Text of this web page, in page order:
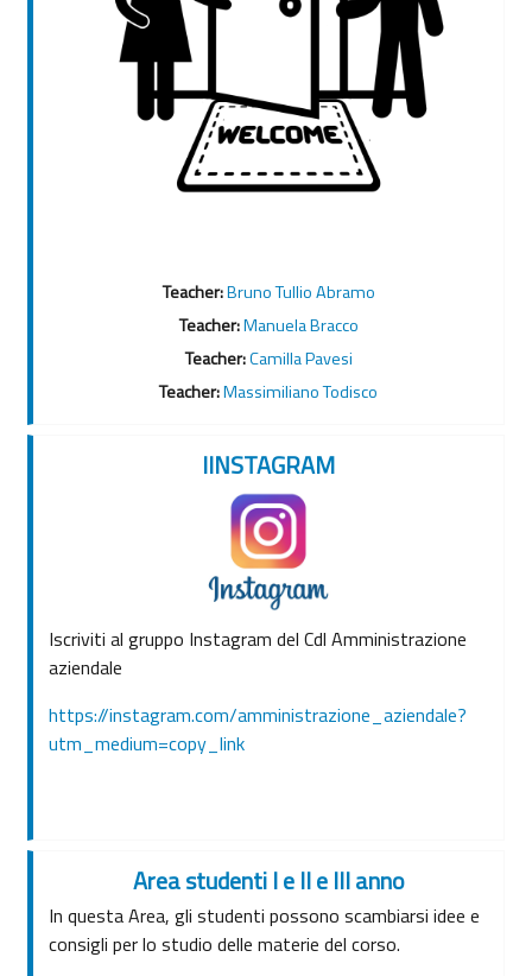
Teacher:Bruno Tullio Abramo
Teacher:Manuela Bracco
Teacher:Camilla Pavesi
Teacher:Massimiliano Todisco
IINSTAGRAM
Iscriviti al gruppo Instagram del Cdl Amministrazione
aziendale
https://instagram.com/amministrazione_aziendale?
utm_ medium=copy_link
Area studenti I e II e III anno
In questa Area, gli studenti possono scambiarsi idee e
consigli per lo studio delle materie del corso.